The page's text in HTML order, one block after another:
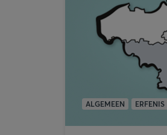
ALGEMEEN ERFENIS